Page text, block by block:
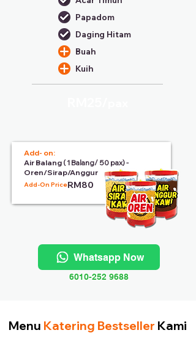
Papadom
Daging Hitam
Buah
Kuih
Add- on:
Air Balang ( 1 Balang/ 50 pax) -
Oren/Sirap/Anggur
Add-On Price:RM80
Whatsapp Now
6010-252 9688
Menu Katering Bestseller Kami